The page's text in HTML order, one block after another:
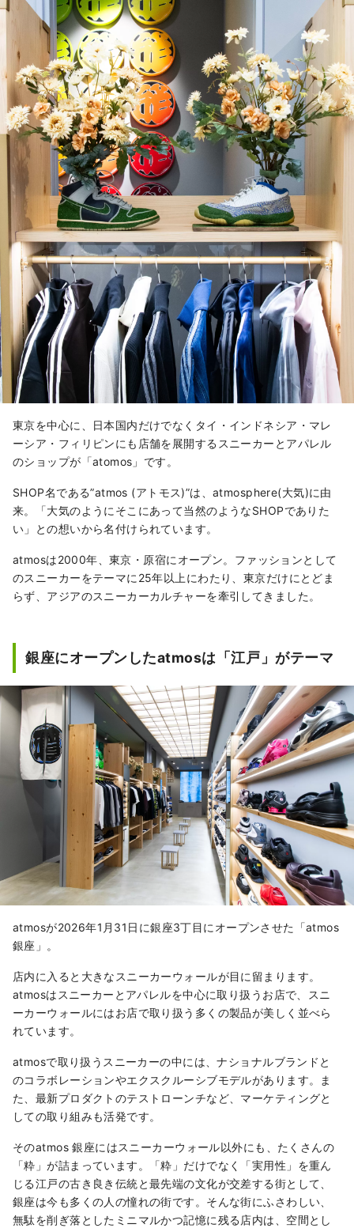
東京を中心に、日本国内だけでなくタイ・インドネシア・マレ
ーシア・フィリピンにも店舗を展開するスニーカーとアパレル
のショップが「atomos」です。
SHOP名である”atmos (アトモス)”は、atmosphere(大気)に由
来。「大気のようにそこにあって当然のようなSHOPでありた
い」との想いから名付けられています。
atmosは2000年、東京・原宿にオープン。ファッションとして
のスニーカーをテーマに25年以上にわたり、東京だけにとどま
らず、アジアのスニーカーカルチャーを牽引してきました。
銀座にオープンしたatmosは「江戸」がテーマ
atmosが2026年1月31日に銀座3丁目にオープンさせた「atmos
銀座」。
店内に入ると大きなスニーカーウォールが目に留まります。
atmosはスニーカーとアパレルを中心に取り扱うお店で、スニ
ーカーウォールにはお店で取り扱う多くの製品が美しく並べら
れています。
atmosで取り扱うスニーカーの中には、ナショナルブランドと
のコラボレーションやエクスクルーシブモデルがあります。ま
た、最新プロダクトのテストローンチなど、マーケティングと
しての取り組みも活発です。
そのatmos 銀座にはスニーカーウォール以外にも、たくさんの
「粋」が詰まっています。「粋」だけでなく「実用性」を重ん
じる江戸の古き良き伝統と最先端の文化が交差する街として、
銀座は今も多くの人の憧れの街です。そんな街にふさわしい、
無駄を削ぎ落としたミニマルかつ記憶に残る店内は、空間とし